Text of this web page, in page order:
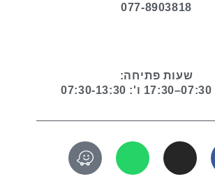
077-8903818
שעות פתיחה: